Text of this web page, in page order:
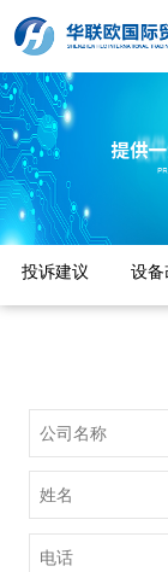
投诉建议 设备